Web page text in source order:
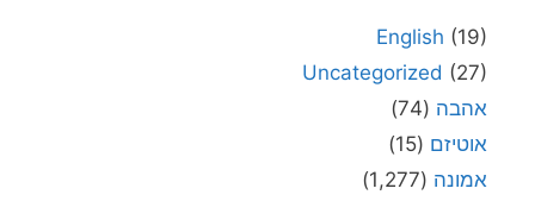
English (19)
Uncategorized (27)
אהבה (74)
אוטיזם (15)
אמונה (1,277)